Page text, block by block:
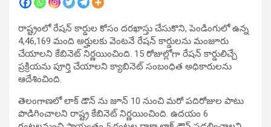
రాష్ట్రంలో రేషన్ కార్డుల కోసం దరఖాస్తు చేసుకొని, పెండింగులో ఉన్న
4,46,169 మంది అర్హులకు వెంటనే రేషన్ కార్డులను మంజూరు
చేయాలని కేబినెట్ నిర్ణయించింది. 15 రోజుల్లోగా రేషన్ కార్డులిచ్చే
ప్రక్రియను పూర్తి చేయాలని క్యాబినెట్ సంబంధిత అధికారులను
ఆదేశించింది.
తెలంగాణలో లాక్ డౌన్ ను జూన్ 10 నుంచి మరో పదిరోజుల పాటు
పొడిగించాలని రాష్ట్ర కేబినెట్ నిర్ణయించింది. ఉదయం 6